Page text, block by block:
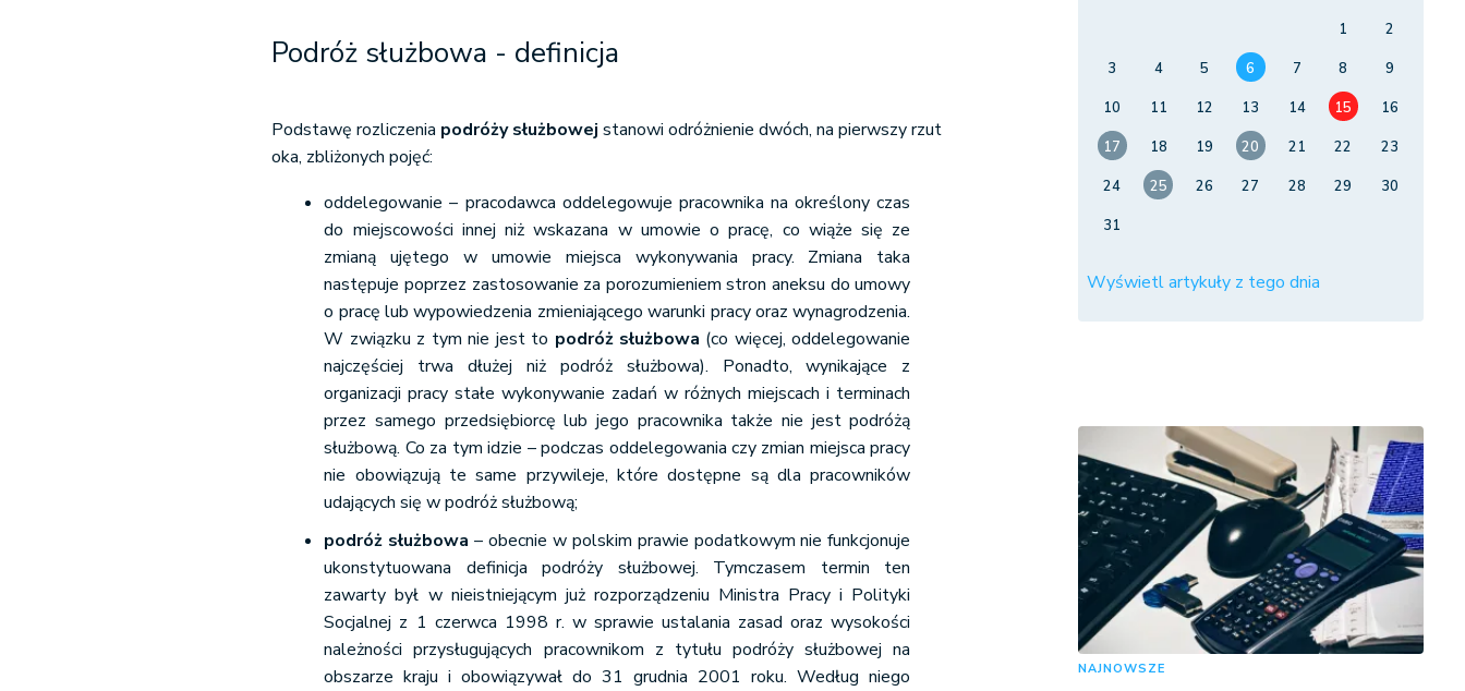
Rozliczenie
Podróż służbowa - definicja
Podstawę rozliczenia podróży służbowej stanowi odróżnienie dwóch, na pierwszy rzut
oka, zbliżonych pojęć:
oddelegowanie – pracodawca oddelegowuje pracownika na określony czas
do miejscowości innej niż wskazana w umowie o pracę, co wiąże się ze
zmianą ujętego w umowie miejsca wykonywania pracy. Zmiana taka
następuje poprzez zastosowanie za porozumieniem stron aneksu do umowy
o pracę lub wypowiedzenia zmieniającego warunki pracy oraz wynagrodzenia.
W związku z tym nie jest to podróż służbowa (co więcej, oddelegowanie
najczęściej trwa dłużej niż podróż służbowa). Ponadto, wynikające z
organizacji pracy stałe wykonywanie zadań w różnych miejscach i terminach
przez samego przedsiębiorcę lub jego pracownika także nie jest podróżą
służbową. Co za tym idzie – podczas oddelegowania czy zmian miejsca pracy
nie obowiązują te same przywileje, które dostępne są dla pracowników
udających się w podróż służbową;
podróż służbowa – obecnie w polskim prawie podatkowym nie funkcjonuje
ukonstytuowana definicja podróży służbowej. Tymczasem termin ten
zawarty był w nieistniejącym już rozporządzeniu Ministra Pracy i Polityki
Socjalnej z 1 czerwca 1998 r. w sprawie ustalania zasad oraz wysokości
należności przysługujących pracownikom z tytułu podróży służbowej na
obszarze kraju i obowiązywał do 31 grudnia 2001 roku. Według niego
1
2
3
4 5 6 7 8
9
10
11 12 13 14 15
16
17
18 19 20 21 22
23
24
25 26 27 28 29
30
31
Wyświetl artykuły z tego dnia
NAJNOWSZE